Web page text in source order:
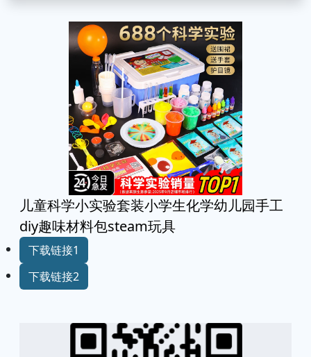
儿童科学小实验套装小学生化学幼儿园手工
diy趣味材料包steam玩具
下载链接1
下载链接2